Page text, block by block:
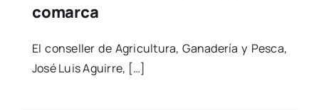
comarca
El con­se­ller de Agri­cul­tu­ra, Gana­de­ría y Pes­ca,
José Luis Agui­rre, […]